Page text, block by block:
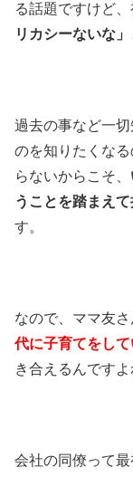
る話題ですけど
リカシーないな」
過去の事など一
のを知りたくな
らないからこそ、
うことを踏まえ
す。
なので、ママ友
代に子育てをして
き合えるんですよ
会社の同僚って最